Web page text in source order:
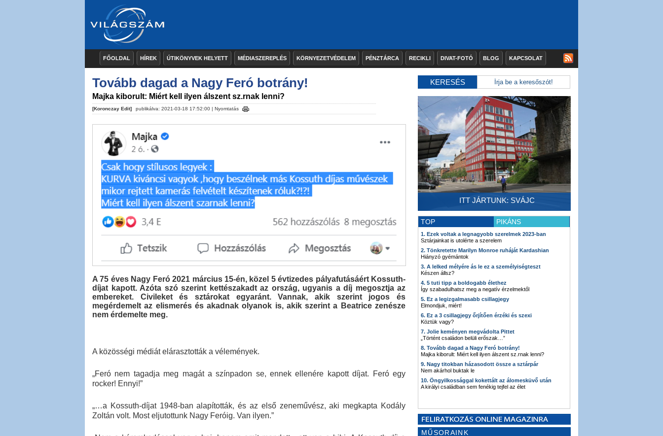
FŐOLDAL HÍREK ÚTIKÖNYVEK HELYETT MÉDIASZEREPLÉS KÖRNYEZETVÉDELEM PÉNZTÁRCA RECIKLI DIVAT-FOTÓ BLOG KAPCSOLAT
Tovább dagad a Nagy Feró botrány!
Majka kiborult: Miért kell ilyen álszent sz.rnak lenni?
[Koronczay Edit] publikálva: 2021-03-18 17:52:00 | Nyomtatás
A 75 éves Nagy Feró 2021 március 15-én, közel 5 évtizedes pályafutásáért Kossuth-
díjat kapott. Azóta szó szerint kettészakadt az ország, ugyanis a díj megosztja az
embereket. Civileket és sztárokat egyaránt. Vannak, akik szerint jogos és
megérdemelt az elismerés és akadnak olyanok is, akik szerint a Beatrice zenésze
nem érdemelte meg.
A közösségi médiát elárasztották a vélemények.
„Feró nem tagadja meg magát a színpadon se, ennek ellenére kapott díjat. Feró egy
rocker! Ennyi!”
„…a Kossuth-díjat 1948-ban alapították, és az első zeneművész, aki megkapta Kodály
Zoltán volt. Most eljutottunk Nagy Feróig. Van ilyen.”
KERESÉS
ITT JÁRTUNK: SVÁJC
TOP PIKÁNS
1. Ezek voltak a legnagyobb szerelmek 2023-ban
Sztárjainkat is utolérte a szerelem
2. Tönkretette Marilyn Monroe ruháját Kardashian
Hiányzó gyémántok
3. A lelked mélyére ás le ez a személyiségteszt
Készen állsz?
4. 5 tuti tipp a boldogabb élethez
Így szabadulhatsz meg a negatív érzelmektől
5. Ez a legizgalmasabb csillagjegy
Elmondjuk, miért!
6. Ez a 3 csillagjegy őrjítően érzéki és szexi
Köztük vagy?
7. Jolie keményen megvádolta Pittet
„Történt családon belüli erőszak…”
8. Tovább dagad a Nagy Feró botrány!
Majka kiborult: Miért kell ilyen álszent sz.rnak lenni?
9. Nagy titokban házasodott össze a sztárpár
Nem akárhol buktak le
10. Öngyilkossággal kokettált az álomesküvő után
A királyi családban sem fenékig tejfel az élet
MŰSORAINK